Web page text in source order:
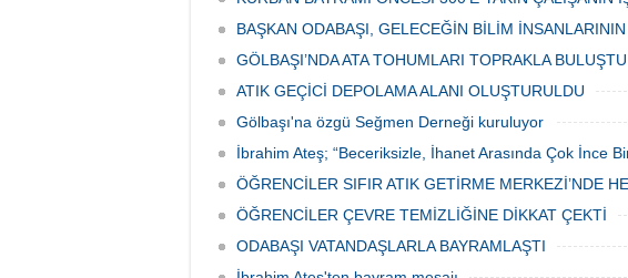
vatandaşlar park cezaları
canından bezdi.
BAŞKAN ODABAŞI, GELECEĞİN BİLİM
GÖLBAŞI’NDA ATA TOHUMLARI TOPRAKLA BULUŞTU
ATIK GEÇİCİ DEPOLAMA ALANI OLUŞTURULDU
Gölbaşı'na özgü Seğmen Derneği kuruluyor
İbrahim Ateş; “Beceriksizle, İhanet Arasında Çok İnce
ÖĞRENCİLER SIFIR ATIK GETİRME MERKEZİ’NDE
ÖĞRENCİLER ÇEVRE TEMİZLİĞİNE DİKKAT ÇEKTİ
ODABAŞI VATANDAŞLARLA BAYRAMLAŞTI